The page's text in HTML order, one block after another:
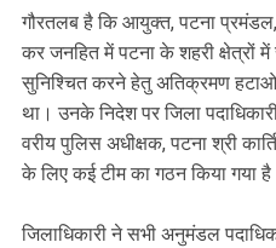
गौरतलब है कि आयुक्त, पटना प्रमंडल,
कर जनहित में पटना के शहरी क्षेत्रों
सुनिश्चित करने हेतु अतिक्रमण हटाओ
था। उनके निदेश पर जिला
वरीय पुलिस अधीक्षक, पटना श्री
के लिए कई टीम का गठन किया गया
जिलाधिकारी ने सभी अनुमंडल